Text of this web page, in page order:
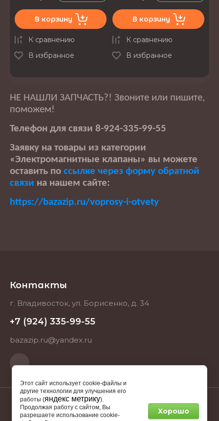
В корзину
К сравнению
В избранное
В корзину
К сравнению
В избранное
НЕ НАШЛИ ЗАПЧАСТЬ?! Звоните или пишите,
поможем!
Телефон для связи 8-924-335-99-55
Заявку на товары из категории
«Электромагнитные клапаны» вы можете
оставить по ссылке через форму обратной
связи на нашем сайте:
https://bazazip.ru/voprosy-i-otvety
Контакты
г. Владивосток, ул. Борисенко, д. 34
+7 (924) 335-99-55
bazazip.ru@yandex.ru
2025 BAZAZIP.RU ИНН 253712512682
Этот сайт использует cookie-файлы и
другие технологии для улучшения его
работы (яндекс метрику).
Продолжая работу с сайтом, Вы
разрешаете использование cookie-
Хорошо